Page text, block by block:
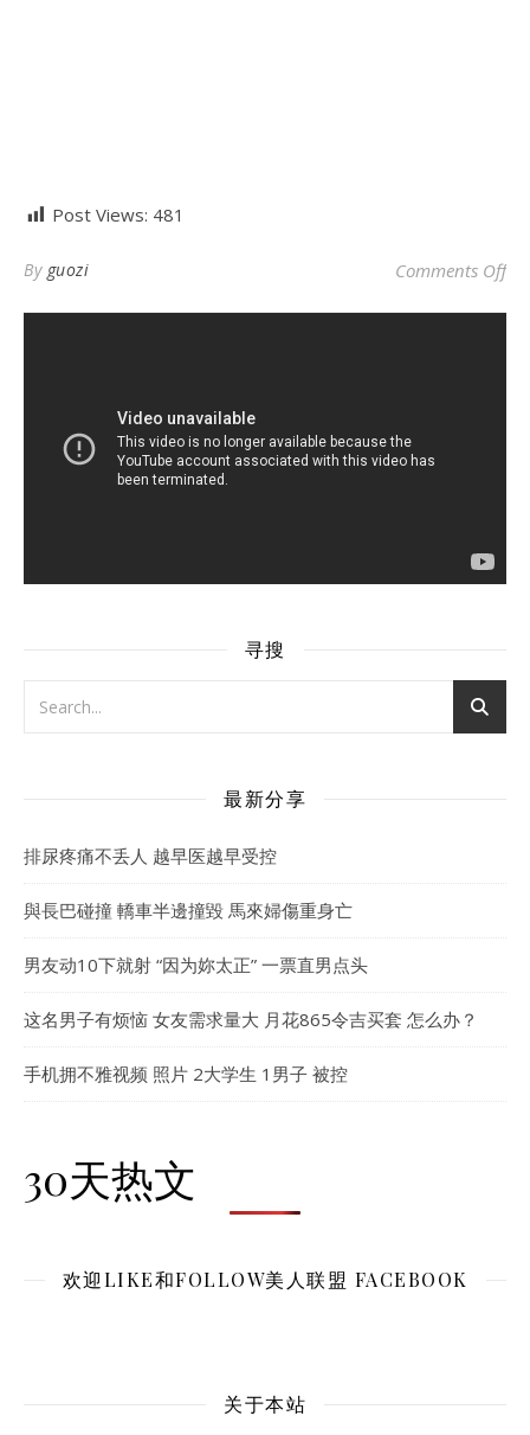
Post Views: 481
By guozi Comments Offon
寻搜
最新分享
排尿疼痛不丢人 越早医越早受控
與長巴碰撞 轎車半邊撞毀 馬來婦傷重身亡
男友动10下就射 “因为妳太正” 一票直男点头
这名男子有烦恼 女友需求量大 月花865令吉买套 怎么办？
手机拥不雅视频 照片 2大学生 1男子 被控
30天热文
欢迎LIKE和FOLLOW美人联盟 FACEBOOK
关于本站